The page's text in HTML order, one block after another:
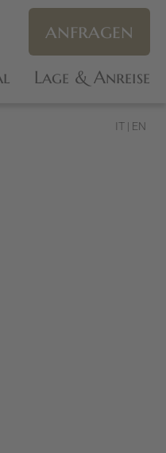
IT EN
Lage & Anreise
anfragen